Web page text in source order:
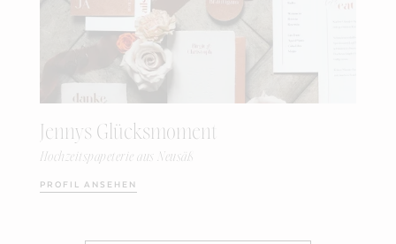
Jennys Glücksmoment
Hochzeitspapeterie aus Neusäß
PROFIL ANSEHEN